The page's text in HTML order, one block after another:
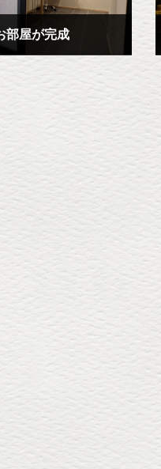
部屋が完成